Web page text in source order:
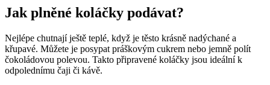
Jak plněné koláčky podávat?
Nejlépe chutnají ještě teplé, když je těsto krásně nadýchané a
křupavé. Můžete je posypat práškovým cukrem nebo jemně polít
čokoládovou polevou. Takto připravené koláčky jsou ideální k
odpolednímu čaji či kávě.